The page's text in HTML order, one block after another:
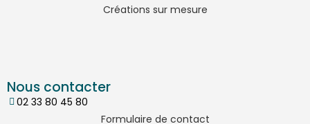
Créations sur mesure
Nous contacter
02 33 80 45 80
Formulaire de contact